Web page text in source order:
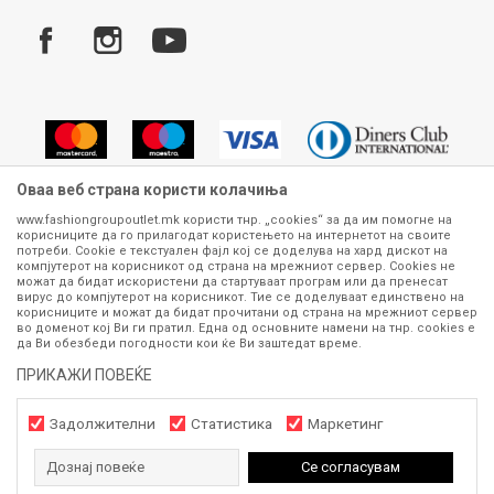
Плаќање
Сите информации околу производите кои се изложени на нашата
онлајн продавница се стремиме да бидат конкретни, точни и прецизни,
меѓутоа не можеме да гарантираме дека се без ниту една грешка или
пак дека сите производи во моментот се достапни на залиха.
Фотографиите се најверодостојниот приказ на производот. Доколку
дојде до потреба за замена на производ или рефундација, процедурата
контактирајте не на телефонскиот број 070 275 363 или на е-
маилoutlet@fashiongroup.com.mkодпонеделник до петок (08-16ч)
и сабота (10-15ч)
©2026https://www.fashiongroupoutlet.mk/, Изработено од
Оваа веб страна користи колачиња
www.fashiongroupoutlet.mk користи тнр. „cookies“ за да им помогне на
корисниците да го прилагодат користењето на интернетот на своите
потреби. Cookie е текстуален фајл кој се доделува на хард дискот на
компјутерот на корисникот од страна на мрежниот сервер. Cookies не
можат да бидат искористени да стартуваат програм или да пренесат
вирус до компјутерот на корисникот. Тие се доделуваат единствено на
корисниците и можат да бидат прочитани од страна на мрежниот сервер
во доменот кој Ви ги пратил. Една од основните намени на тнр. сookies е
да Ви обезбеди погодности кои ќе Ви заштедат време.
ПРИКАЖИ ПОВЕЌЕ
Задолжителни Статистика Маркетинг
Дознај повеќе Се согласувам